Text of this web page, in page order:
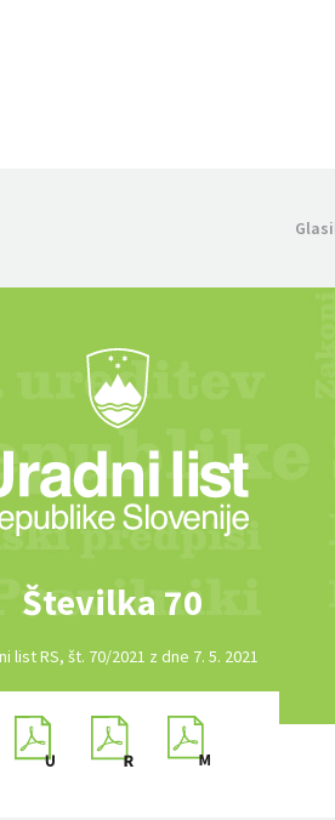
Številka 70
list RS, št. 70/2021 z dne 7. 5. 2021